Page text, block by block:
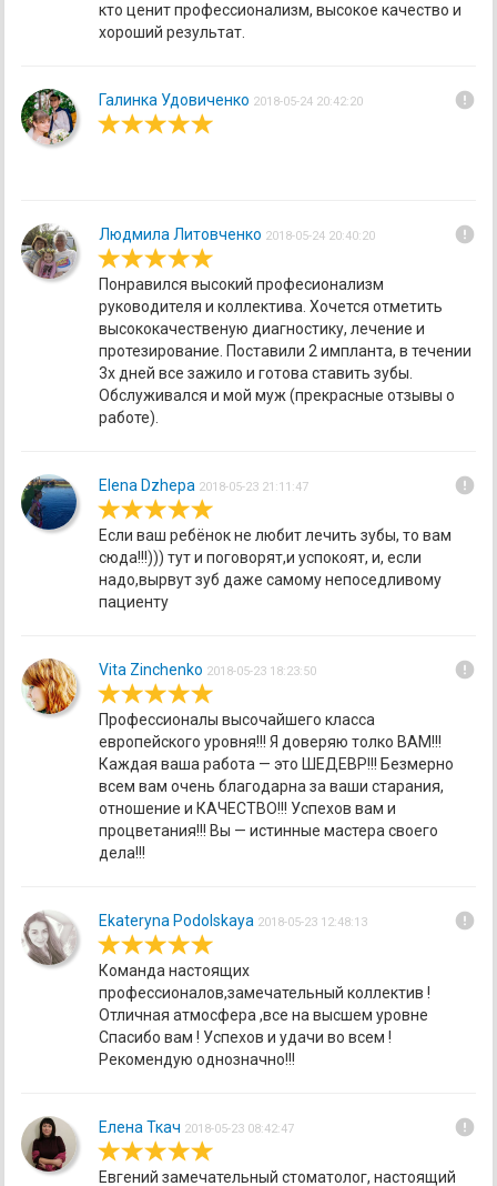
кто ценит профессионализм, высокое качество и
хороший результат.
Галинка Удовиченко 2018-05-24 20:42:20 error
Людмила Литовченко 2018-05-24 20:40:20 error
Понравился высокий професионализм
руководителя и коллектива. Хочется отметить
высококачественую диагностику, лечение и
протезирование. Поставили 2 импланта, в течении
3х дней все зажило и готова ставить зубы.
Обслуживался и мой муж (прекрасные отзывы о
работе).
Elena Dzhepa 2018-05-23 21:11:47 error
Если ваш ребёнок не любит лечить зубы, то вам
сюда!!!))) тут и поговорят,и успокоят, и, если
надо,вырвут зуб даже самому непоседливому
пациенту
Vita Zinchenko 2018-05-23 18:23:50 error
Профессионалы высочайшего класса
европейского уровня!!! Я доверяю толко ВАМ!!!
Каждая ваша работа — это ШЕДЕВР!!! Безмерно
всем вам очень благодарна за ваши старания,
отношение и КАЧЕСТВО!!! Успехов вам и
процветания!!! Вы — истинные мастера своего
дела!!!
Ekateryna Podolskaya 2018-05-23 12:48:13 error
Команда настоящих
профессионалов,замечательный коллектив !
Отличная атмосфера ,все на высшем уровне
Спасибо вам ! Успехов и удачи во всем !
Рекомендую однозначно!!!
Елена Ткач 2018-05-23 08:42:47 error
Евгений замечательный стоматолог, настоящий